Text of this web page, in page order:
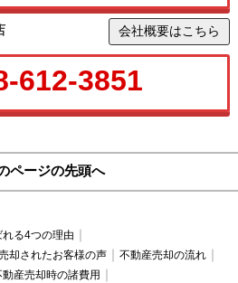
会社概要はこちら
612-3851
ページの先頭へ
れる4つの理由
却されたお客様の声
不動産売却の流れ
動産売却時の諸費用